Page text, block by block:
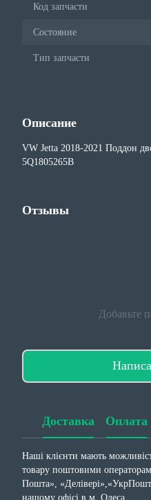
Код запчасти
Состояние
Тип запчасти
Описание
VW Jetta 2018-2021 Поддон
5Q1805265B
Отзывы
Добавьте
Доставка Оплата
Наші клієнти мають
товару поштовими
Пошта»,
нашому офісі в м. Одеса.